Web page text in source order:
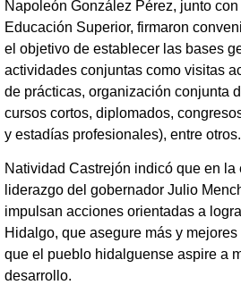
Napoleón González Pérez, junto
Educación Superior, firmaron
el objetivo de establecer las bases
actividades conjuntas como visitas
de prácticas, organización conjunta
cursos cortos, diplomados,
y estadías profesionales), entre otros.
Natividad Castrejón indicó que en la
liderazgo del gobernador Julio
impulsan acciones orientadas a
Hidalgo, que asegure más y
que el pueblo hidalguense aspire a
desarrollo.